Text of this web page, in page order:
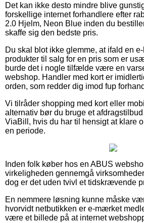
Det kan ikke desto mindre blive
forskellige internet forhandlere efter
2.0 Hjelm, Neon Blue inden du
skaffe sig den bedste pris.
Du skal blot ikke glemme, at ifald en
produkter til salg for en pris som er
burde det i nogle tilfælde være en
webshop. Handler med kort er
orden, som redder dig imod fup
Vi tilråder shopping med kort eller
alternativ bør du bruge et
ViaBill, hvis du har til hensigt at klare
en periode.
Inden folk køber hos en ABUS
virkeligheden gennemgå
dog er det uden tvivl et tidskrævende
En nemmere løsning kunne måske
hvorvidt netbutikken er e-mærket
være et billede på at internet